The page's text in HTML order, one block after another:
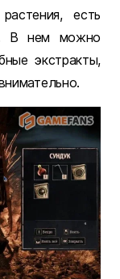
есть
В нем можно
экстракты,